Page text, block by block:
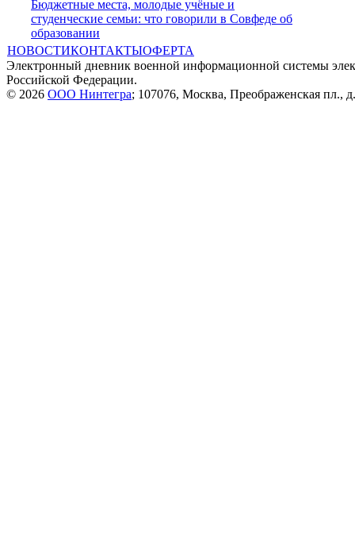
Бюджетные места, молодые учёные и
студенческие семьи: что говорили в Совфеде об
образовании
НОВОСТИКОНТАКТЫОФЕРТА
Электронный дневник военной информационной системы
Российской Федерации.
© 2026 ООО Нинтегра; 107076, Москва, Преображенская пл.,